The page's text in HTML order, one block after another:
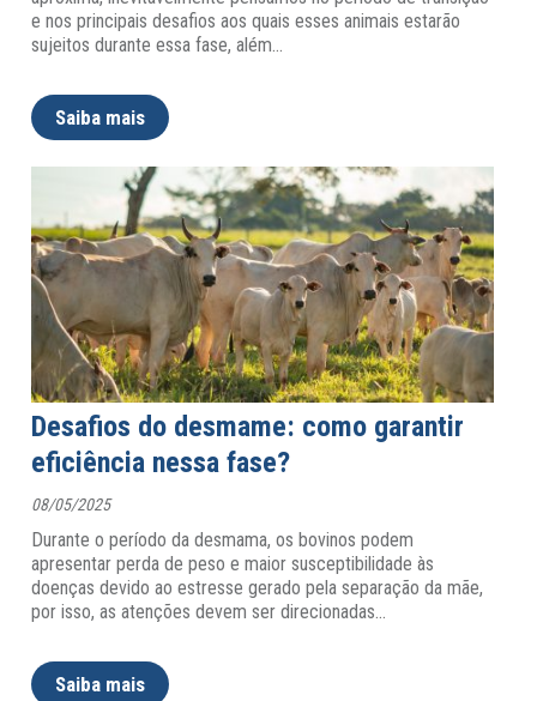
e nos principais desafios aos quais esses animais estarão
sujeitos durante essa fase, além
Saiba mais
Desafios do desmame: como garantir
eficiência nessa fase?
08/05/2025
Durante o período da desmama, os bovinos podem
apresentar perda de peso e maior susceptibilidade às
doenças devido ao estresse gerado pela separação da mãe,
por isso, as atenções devem ser direcionadas…
Saiba mais